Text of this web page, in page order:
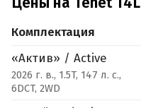
Комплектация
«Актив» / Active
2026 г. в., 1.5T, 147 л. с.,
6DCT, 2WD